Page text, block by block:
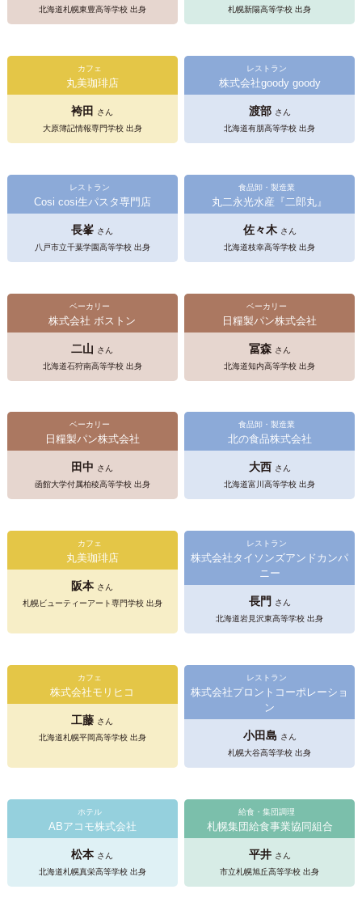
北海道札幌東豊高等学校 出身
札幌新陽高等学校 出身
カフェ
丸美珈琲店
袴田
さん
大原簿記情報専門学校 出身
レストラン
株式会社goody goody
渡部 さん
北海道有朋高等学校 出身
レストラン
Cosi cosi生パスタ専門店
長峯 さん
八戸市立千葉学園高等学校 出身
食品卸・製造業
丸二永光水産『二郎丸』
佐々木 さん
北海道枝幸高等学校 出身
ベーカリー
株式会社 ボストン
二山 さん
北海道石狩南高等学校 出身
ベーカリー
日糧製パン株式会社
冨森 さん
北海道知内高等学校 出身
ベーカリー
日糧製パン株式会社
田中 さん
函館大学付属柏稜高等学校 出身
食品卸・製造業
北の食品株式会社
大西 さん
北海道富川高等学校 出身
カフェ
丸美珈琲店
阪本 さん
札幌ビューティーアート専門学校 出身
レストラン
株式会社タイソンズアンドカンパ
ニー
長門
さん
北海道岩見沢東高等学校 出身
カフェ
株式会社モリヒコ
工藤 さん
北海道札幌平岡高等学校 出身
レストラン
株式会社プロントコーポレーショ
ン
小田島 さん
札幌大谷高等学校 出身
ホテル
ABアコモ株式会社
松本 さん
北海道札幌真栄高等学校 出身
給食・集団調理
札幌集団給食事業協同組合
平井 さん
市立札幌旭丘高等学校 出身